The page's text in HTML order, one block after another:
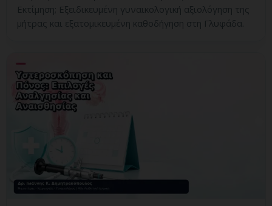
Εκτίμηση; Εξειδικευμένη γυναικολογική αξιολόγηση της
μήτρας και εξατομικευμένη καθοδήγηση στη Γλυφάδα.